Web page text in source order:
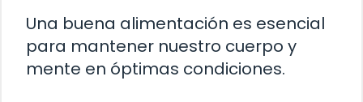
Una buena alimentación es esencial
para mantener nuestro cuerpo y
mente en óptimas condiciones.